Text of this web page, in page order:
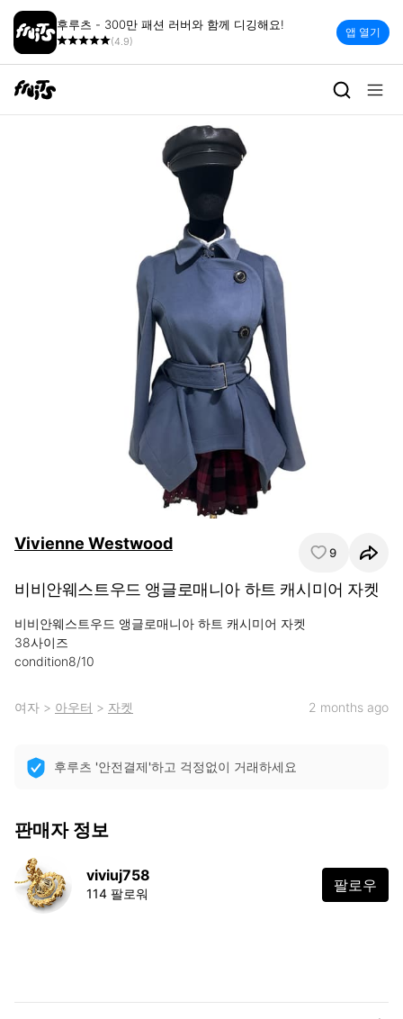
후루츠 - 300만 패션 러버와 함께 디깅해요!
(4.9)
앱 열기
Vivienne Westwood 9
비비안웨스트우드 앵글로매니아 하트 캐시미어 자켓
비비안웨스트우드 앵글로매니아 하트 캐시미어 자켓
38사이즈
condition8/10
여자 > 아우터 > 자켓 2 months ago
후루츠 '안전결제'하고 걱정없이 거래하세요
판매자 정보
viviuj758
114 팔로워 팔로우